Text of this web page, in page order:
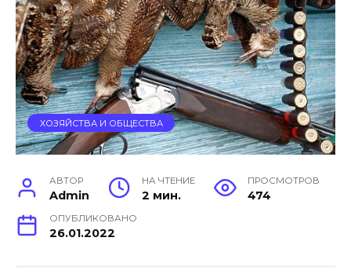
ХОЗЯЙСТВА И ОБЩЕСТВА
АВТОР
Admin
НА ЧТЕНИЕ
2 мин.
ПРОСМОТРОВ
474
ОПУБЛИКОВАНО
26.01.2022